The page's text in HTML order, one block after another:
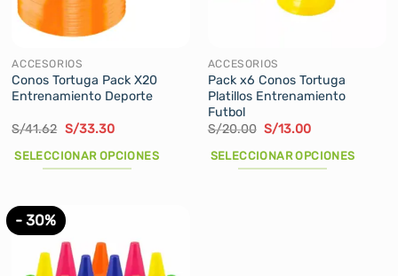
ACCESORIOS
Conos Tortuga Pack X20
Entrenamiento Deporte
S/41.62 El
original
era:
S/33.30El
actual
es:
SELECCIONAR OPCIONES
tiene
múltiples
variantes.
ACCESORIOS
Pack x6 Conos Tortuga
Platillos Entrenamiento
Futbol
S/20.00 El
original
era:
S/13.00El
actual
es:
SELECCIONAR OPCIONES
- 30%